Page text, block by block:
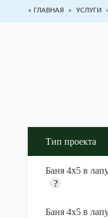
« ГЛАВНАЯ « УСЛУГИ
Тип проекта
Баня 4х5 в
?
Баня 4х5 в